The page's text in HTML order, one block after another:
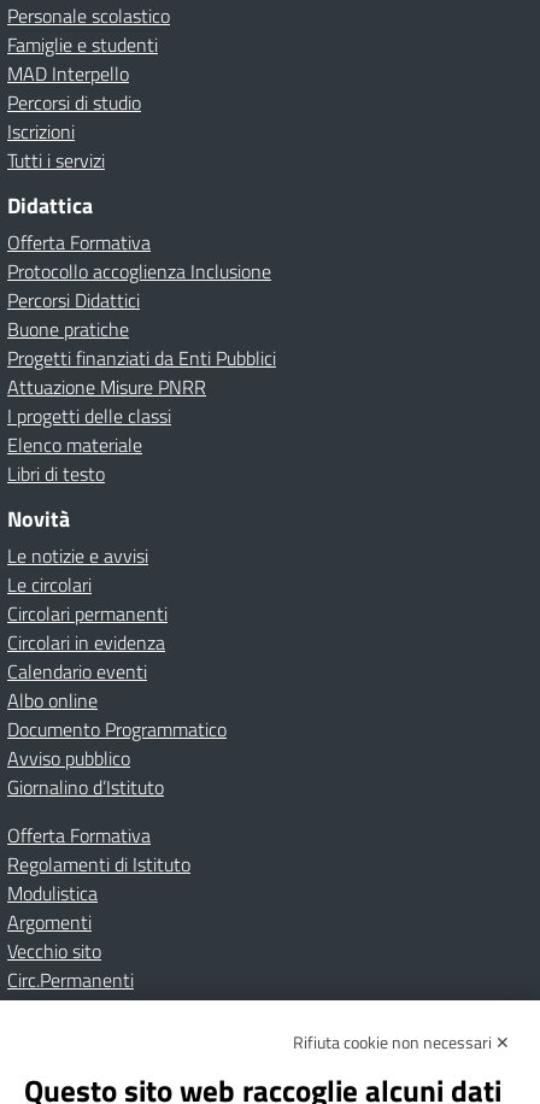
Personale scolastico
Famiglie e studenti
MAD Interpello
Percorsi di studio
Iscrizioni
Tutti i servizi
Didattica
Offerta Formativa
Protocollo accoglienza Inclusione
Percorsi Didattici
Buone pratiche
Progetti finanziati da Enti Pubblici
Attuazione Misure PNRR
I progetti delle classi
Elenco materiale
Libri di testo
Novità
Le notizie e avvisi
Le circolari
Circolari permanenti
Circolari in evidenza
Calendario eventi
Albo online
Documento Programmatico
Avviso pubblico
Giornalino d’Istituto
Offerta Formativa
Regolamenti di Istituto
Modulistica
Argomenti
Vecchio sito
Circ.Permanenti
Albo onlinePrivacy Policy
Dichiarazione di accessibilità
Note Legali
Rifiuta cookie non necessari ✕
Questo sito web raccoglie alcuni dati